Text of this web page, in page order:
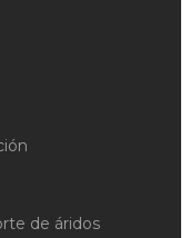
de áridos